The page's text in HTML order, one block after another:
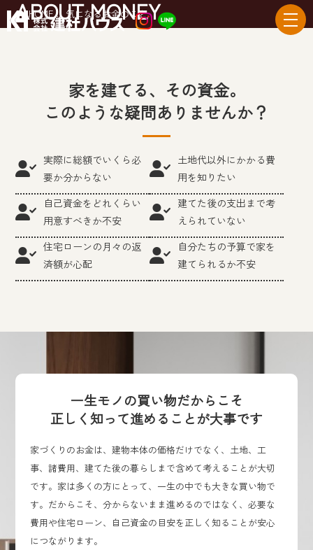
ABOUT MONEY
HOME...気になるお金のこと
家を建てる、その資金。
このような疑問ありませんか？
実際に総額でいくら必
要か分からない
土地代以外にかかる費
用を知りたい
自己資金をどれくらい
用意すべきか不安
建てた後の支出まで考
えられていない
住宅ローンの月々の返
済額が心配
自分たちの予算で家を
建てられるか不安
一生モノの買い物だからこそ
正しく知って進めることが大事です
家づくりのお金は、建物本体の価格だけでなく、土地、工
事、諸費用、建てた後の暮らしまで含めて考えることが大切
です。家は多くの方にとって、一生の中でも大きな買い物で
す。だからこそ、分からないまま進めるのではなく、必要な
費用や住宅ローン、自己資金の目安を正しく知ることが安心
につながります。